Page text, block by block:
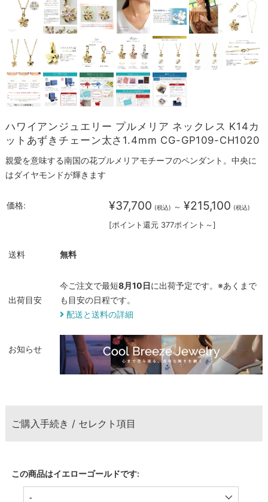
ハワイアンジュエリー プルメリア ネックレス K14カ
ットあずきチェーン太さ1.4mm CG-GP109-CH1020
親愛を意味する南国の花プルメリアモチーフのペンダント。中央に
はダイヤモンドが輝きます
価格: ¥37,700 (税込) ～ ¥215,100 (税込)
[ポイント還元 377ポイント～]
送料 無料
出荷目安
今ご注文で最短8月10日に出荷予定です。※あくまで
も目安の日程です。
配送と送料の詳細
お知らせ
ご購入手続き / セレクト項目
この商品はイエローゴールドです: